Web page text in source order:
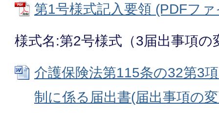
第1号様式記入要領 (PDFフ
様式名:第2号様式（3届出事項の
介護保険法第115条の32第3
制に係る届出書(届出事項の